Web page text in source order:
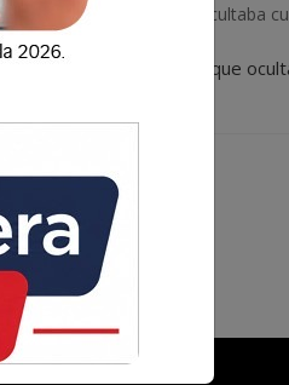
buzón clandestino que ocultaba
un buzón clandestino que